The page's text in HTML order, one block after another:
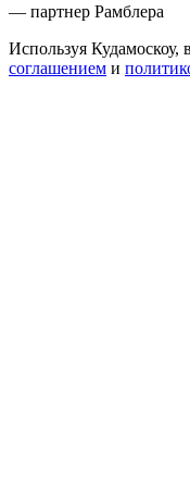
— партнер Рамблера
Используя Кудамоскоу,
соглашением и